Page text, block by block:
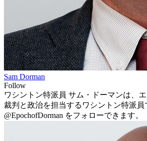
Sam Dorman
Follow
ワシントン特派員 サム・ドーマンは、
裁判と政治を担当するワシントン特派
@EpochofDorman をフォローできます。